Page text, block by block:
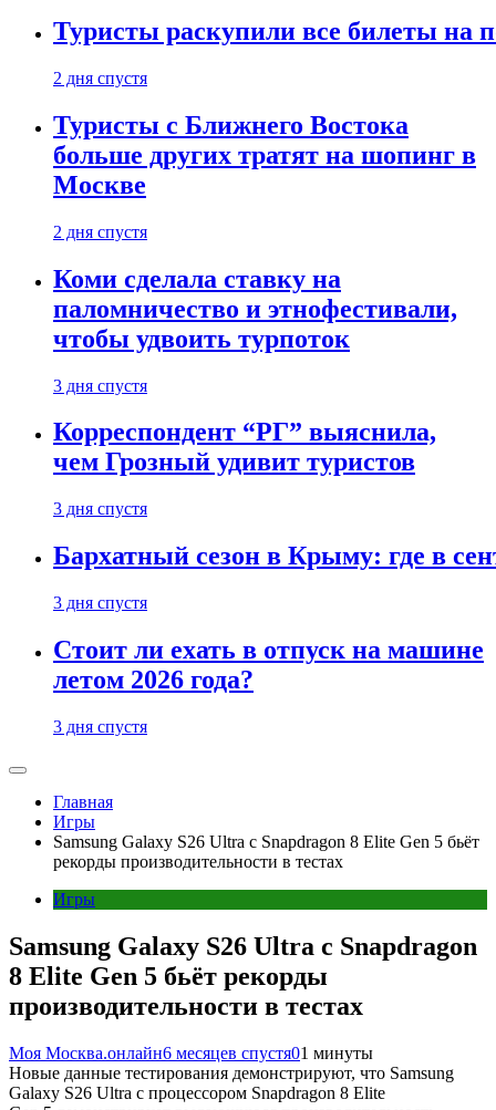
Туристы раскупили все билеты на
2 дня спустя
Туристы с Ближнего Востока
больше других тратят на шопинг в
Москве
2 дня спустя
Коми сделала ставку на
паломничество и этнофестивали,
чтобы удвоить турпоток
3 дня спустя
Корреспондент “РГ” выяснила,
чем Грозный удивит туристов
3 дня спустя
Бархатный сезон в Крыму: где в
3 дня спустя
Стоит ли ехать в отпуск на машине
летом 2026 года?
3 дня спустя
Главная
Игры
Samsung Galaxy S26 Ultra с Snapdragon 8 Elite Gen 5 бьёт
рекорды производительности в тестах
Игры
Samsung Galaxy S26 Ultra с Snapdragon
8 Elite Gen 5 бьёт рекорды
производительности в тестах
Моя Москва.онлайн6 месяцев спустя01 минуты
Новые данные тестирования демонстрируют, что Samsung
Galaxy S26 Ultra с процессором Snapdragon 8 Elite